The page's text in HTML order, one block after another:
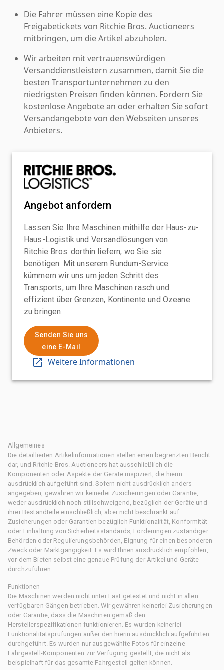
Die Fahrer müssen eine Kopie des
Freigabetickets von Ritchie Bros. Auctioneers
mitbringen, um die Artikel abzuholen.
Wir arbeiten mit vertrauenswürdigen
Versanddienstleistern zusammen, damit Sie die
besten Transportunternehmen zu den
niedrigsten Preisen finden können. Fordern Sie
kostenlose Angebote an oder erhalten Sie sofort
Versandangebote von den Webseiten unseres
Anbieters.
Angebot anfordern
Lassen Sie Ihre Maschinen mithilfe der Haus-zu-
Haus-Logistik und Versandlösungen von
Ritchie Bros. dorthin liefern, wo Sie sie
benötigen. Mit unserem Rundum-Service
kümmern wir uns um jeden Schritt des
Transports, um Ihre Maschinen rasch und
effizient über Grenzen, Kontinente und Ozeane
zu bringen.
Senden Sie uns
eine E-Mail
Weitere Informationen
Allgemeines
Die detaillierten Artikelinformationen stellen einen begrenzten Bericht
dar, und Ritchie Bros. Auctioneers hat ausschließlich die
Komponenten oder Aspekte der Geräte inspiziert, die hierin
ausdrücklich aufgeführt sind. Sofern nicht ausdrücklich anders
angegeben, gewähren wir keinerlei Zusicherungen oder Garantie,
weder ausdrücklich noch stillschweigend, bezüglich der Geräte und
ihrer Bestandteile einschließlich, aber nicht beschränkt auf
Zusicherungen oder Garantien bezüglich Funktionalität, Konformität
oder Einhaltung von Sicherheitsstandards, Forderungen zuständiger
Behörden oder Regulierungsbehörden, Eignung für einen besonderen
Zweck oder Marktgängigkeit. Es wird Ihnen ausdrücklich empfohlen,
vor dem Bieten selbst eine genaue Prüfung der Artikel und Geräte
durchzuführen.
Funktionen
Die Maschinen werden nicht unter Last getestet und nicht in allen
verfügbaren Gängen betrieben. Wir gewähren keinerlei Zusicherungen
oder Garantie, dass die Maschinen gemäß den
Herstellerspezifikationen funktionieren. Es wurden keinerlei
Funktionalitätsprüfungen außer den hierin ausdrücklich aufgeführten
durchgeführt. Es wurden nur ausgewählte Fotos für einzelne
Fahrgestell-Komponenten zur Verfügung gestellt, die nicht als
beispielhaft für das gesamte Fahrgestell gelten können.